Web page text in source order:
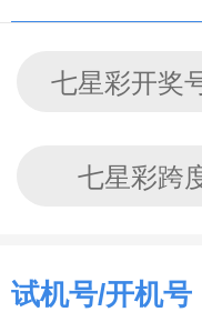
七星彩开奖
七星彩跨
试机号/开机号